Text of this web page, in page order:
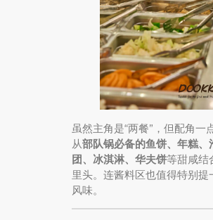
虽然主角是“两餐”，但配角
从部队锅必备的鱼饼、年糕、
团、冰淇淋、华夫饼等甜咸结
里头。连酱料区也值得特别
风味。